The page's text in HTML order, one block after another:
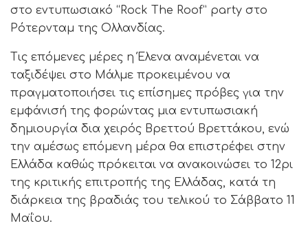
στο εντυπωσιακό “Rock The Roof” party στο
Ρότερνταμ της Ολλανδίας.
Τις επόμενες μέρες η Έλενα αναμένεται να
ταξιδέψει στο Μάλμε προκειμένου να
πραγματοποιήσει τις επίσημες πρόβες για την
εμφάνισή της φορώντας μια εντυπωσιακή
δημιουργία δια χειρός Βρεττού Βρεττάκου, ενώ
την αμέσως επόμενη μέρα θα επιστρέφει στην
Ελλάδα καθώς πρόκειται να ανακοινώσει το 12ρι
της κριτικής επιτροπής της Ελλάδας, κατά τη
διάρκεια της βραδιάς του τελικού το Σάββατο 11
Μαΐου.